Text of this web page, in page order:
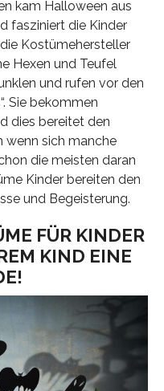
kam Halloween aus
fasziniert die Kinder
Kostümehersteller
Hexen und Teufel
und rufen vor den
Sie bekommen
dies bereitet den
wenn sich manche
die meisten daran
Kinder bereiten den
und Begeisterung.
FÜR KINDER
KIND EINE